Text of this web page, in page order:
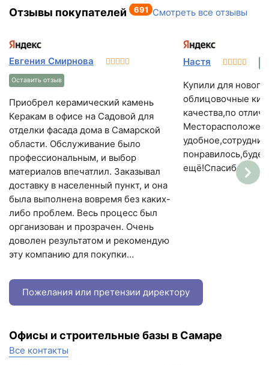
Отзывы покупателей 691 Смотреть все отзывы
Евгения Смирнова
Оставить отзыв
Приобрел керамический камень
Керакам в офисе на Садовой для
отделки фасада дома в Самарской
области. Обслуживание было
профессиональным, и выбор
материалов впечатлил. Заказывал
доставку в населенный пункт, и она
была выполнена вовремя без каких-
либо проблем. Весь процесс был
организован и прозрачен. Очень
доволен результатом и рекомендую
эту компанию для покупки
Настя
Купили для
облицовочные
качества,по
ещё!Спасибо!
Пожелания или претензии директору
Офисы и строительные базы в Самаре
Все контакты